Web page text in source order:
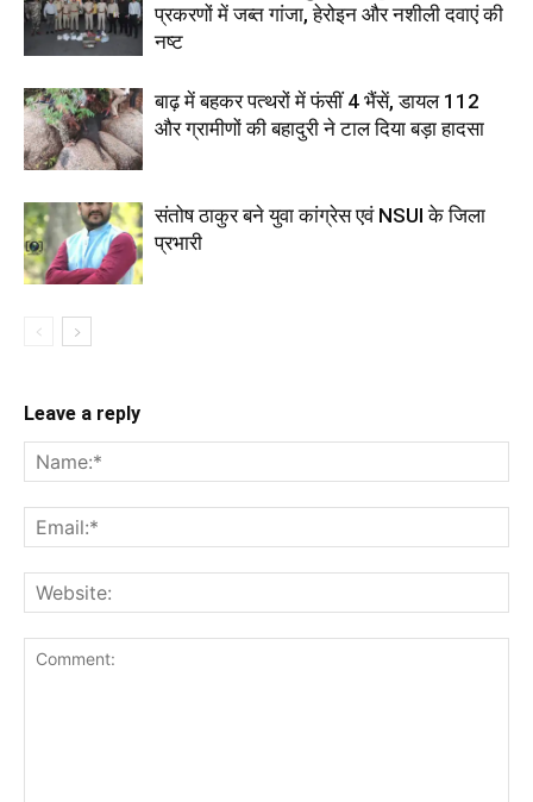
प्रकरणों में जब्त गांजा, हेरोइन और नशीली दवाएं की
नष्ट
बाढ़ में बहकर पत्थरों में फंसीं 4 भैंसें, डायल 112
और ग्रामीणों की बहादुरी ने टाल दिया बड़ा हादसा
संतोष ठाकुर बने युवा कांग्रेस एवं NSUI के जिला
प्रभारी
Leave a reply